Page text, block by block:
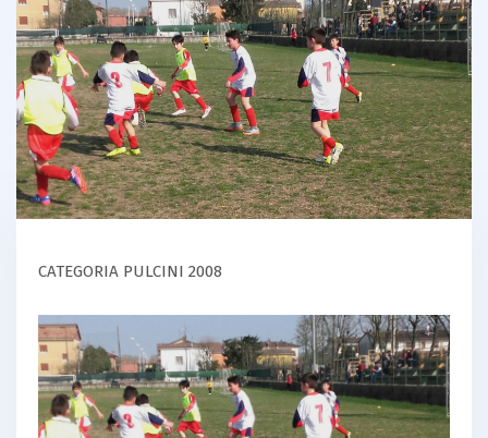
CATEGORIA PULCINI 2008